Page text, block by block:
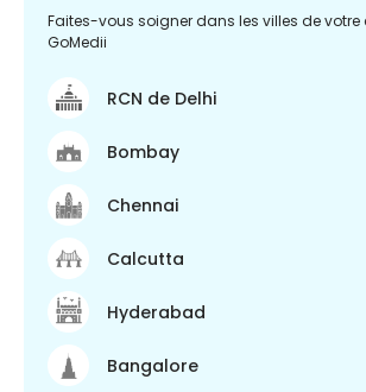
Faites-vous soigner dans les villes de votre
GoMedii
RCN de Delhi
Bombay
Chennai
Calcutta
Hyderabad
Bangalore